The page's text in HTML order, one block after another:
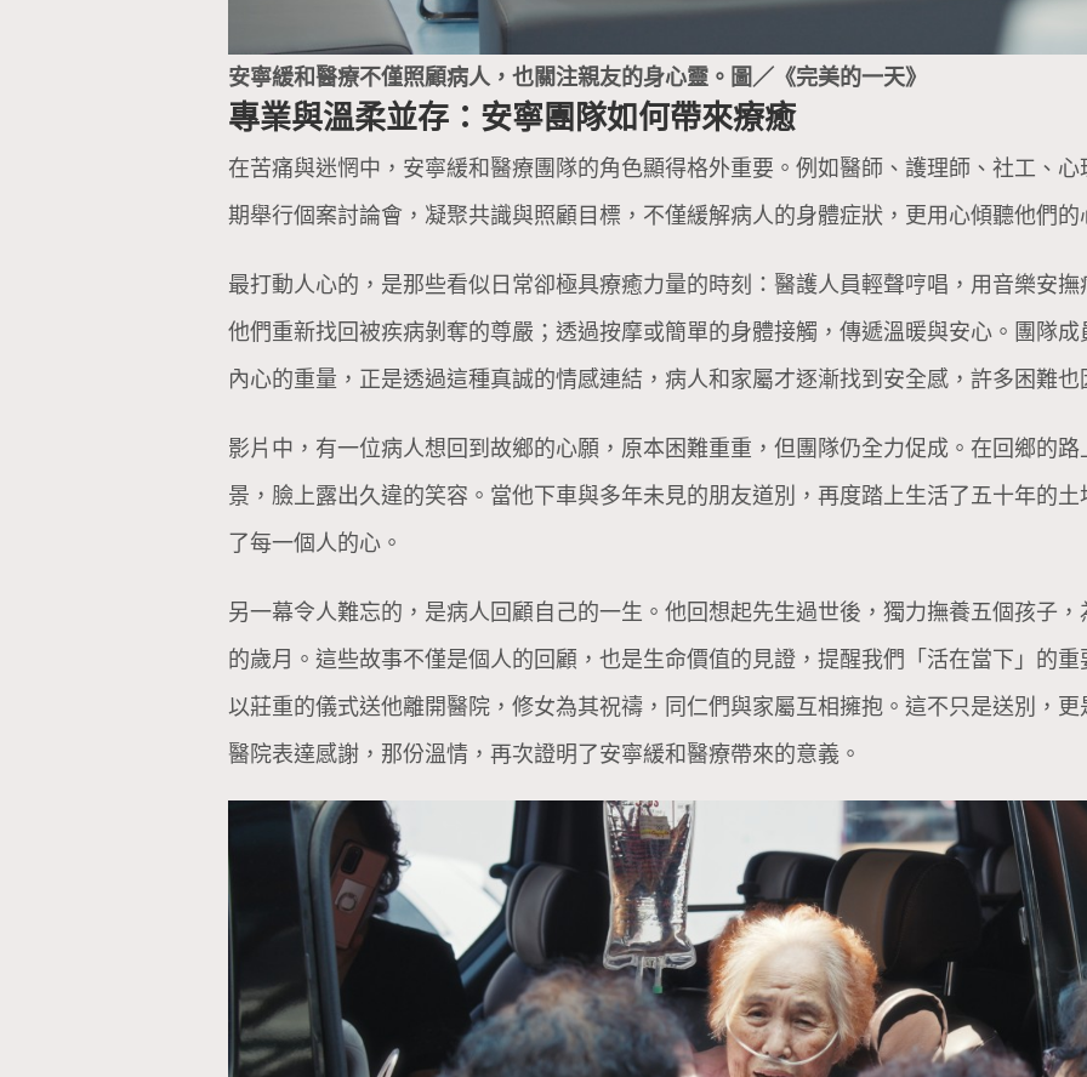
安寧緩和醫療不僅照顧病人，也關注親友的身心靈。圖／《完美的一天》
專業與溫柔並存：安寧團隊如何帶來療癒
在苦痛與迷惘中，安寧緩和醫療團隊的角色顯得格外重要。例如醫師、護理師、社工、
期舉行個案討論會，凝聚共識與照顧目標，不僅緩解病人的身體症狀，更用心傾聽他們
最打動人心的，是那些看似日常卻極具療癒力量的時刻：醫護人員輕聲哼唱，用音樂安
他們重新找回被疾病剝奪的尊嚴；透過按摩或簡單的身體接觸，傳遞溫暖與安心。團隊
內心的重量，正是透過這種真誠的情感連結，病人和家屬才逐漸找到安全感，許多困難
影片中，有一位病人想回到故鄉的心願，原本困難重重，但團隊仍全力促成。在回鄉的
景，臉上露出久違的笑容。當他下車與多年未見的朋友道別，再度踏上生活了五十年的
了每一個人的心。
另一幕令人難忘的，是病人回顧自己的一生。他回想起先生過世後，獨力撫養五個孩子
的歲月。這些故事不僅是個人的回顧，也是生命價值的見證，提醒我們「活在當下」的
以莊重的儀式送他離開醫院，修女為其祝禱，同仁們與家屬互相擁抱。這不只是送別，
醫院表達感謝，那份溫情，再次證明了安寧緩和醫療帶來的意義。